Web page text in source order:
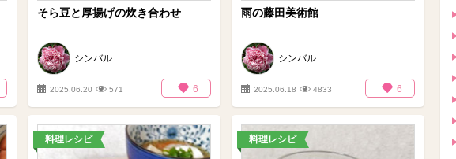
そら豆と厚揚げの炊き合わせ
シンバル
2025.06.20 571 6
雨の藤田美術館
シンバル
2025.06.18 4833 6
料理レシピ 料理レシピ